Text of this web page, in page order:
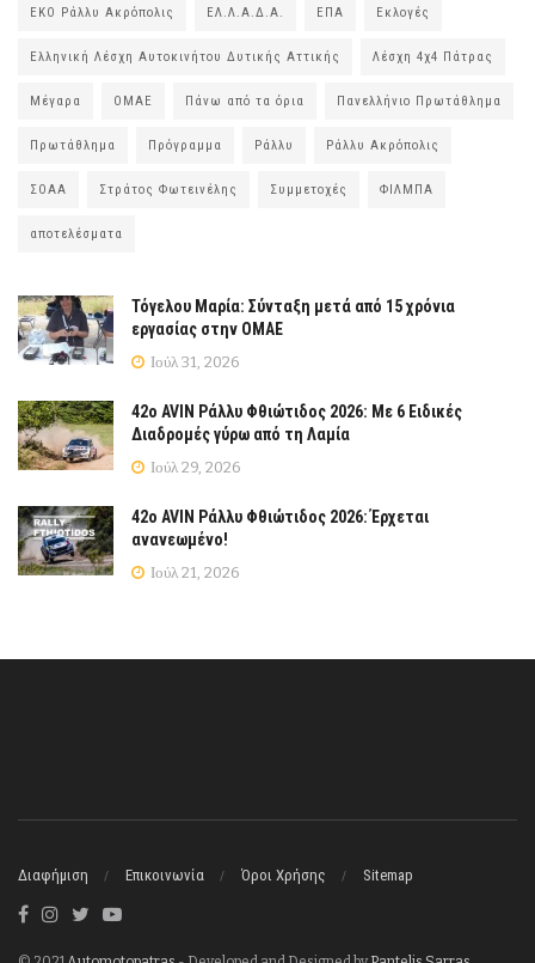
ΕΚΟ Ράλλυ Ακρόπολις ΕΛ.Λ.Α.Δ.Α. ΕΠΑ Εκλογές
Ελληνική Λέσχη Αυτοκινήτου Δυτικής Αττικής Λέσχη 4χ4 Πάτρας
Μέγαρα ΟΜΑΕ Πάνω από τα όρια Πανελλήνιο Πρωτάθλημα
Πρωτάθλημα Πρόγραμμα Ράλλυ Ράλλυ Ακρόπολις
ΣΟΑΑ Στράτος Φωτεινέλης Συμμετοχές ΦΙΛΜΠΑ
αποτελέσματα
Τόγελου Μαρία: Σύνταξη μετά από 15 χρόνια
εργασίας στην ΟΜΑΕ
Ιούλ 31, 2026
42ο AVIN Ράλλυ Φθιώτιδος 2026: Με 6 Ειδικές
Διαδρομές γύρω από τη Λαμία
Ιούλ 29, 2026
42ο AVIN Ράλλυ Φθιώτιδος 2026: Έρχεται
ανανεωμένο!
Ιούλ 21, 2026
Διαφήμιση Επικοινωνία Όροι Χρήσης Sitemap